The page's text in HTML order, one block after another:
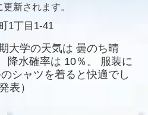
新されます。
1丁目1-41
大学の天気は 曇のち晴
降水確率は 10％。
服装に
シャツを着ると快適でし
表）